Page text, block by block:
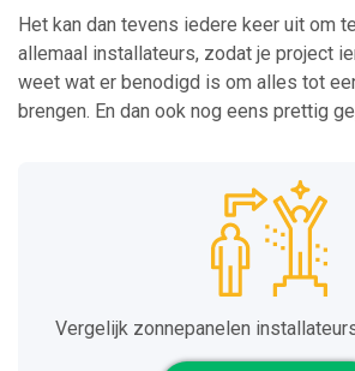
Het kan dan tevens iedere keer uit om
allemaal installateurs, zodat je project
weet wat er benodigd is om alles tot
brengen. En dan ook nog eens prettig
Vergelijk zonnepanelen